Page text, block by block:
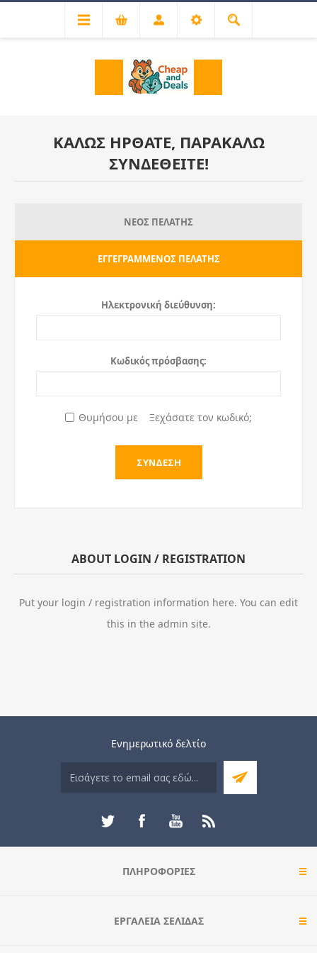
ΚΑΛΏΣ ΉΡΘΑΤΕ, ΠΑΡΑΚΑΛΏ
ΣΥΝΔΕΘΕΊΤΕ!
ΝΈΟΣ ΠΕΛΆΤΗΣ
ΕΓΓΕΓΡΑΜΜΈΝΟΣ ΠΕΛΆΤΗΣ
Ηλεκτρονική διεύθυνση:
Κωδικός πρόσβασης:
Θυμήσου με Ξεχάσατε τον κωδικό;
ABOUT LOGIN / REGISTRATION
Put your login / registration information here. You can edit
this in the admin site.
Ενημερωτικό δελτίο
ΠΛΗΡΟΦΟΡΊΕΣ
ΕΡΓΑΛΕΊΑ ΣΕΛΊΔΑΣ